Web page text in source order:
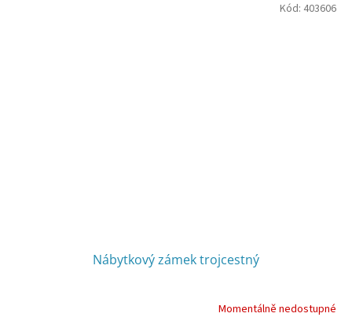
Nábytkový zámek trojcestný
Momentálně nedostupné
Kód: 403606